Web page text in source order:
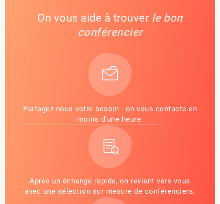
On vous aide à trouver le bon
conférencier
Partagez-nous votre besoin : on vous contacte en
moins d'une heure.
Après un échange rapide, on revient vers vous
avec une sélection sur mesure de conférenciers.